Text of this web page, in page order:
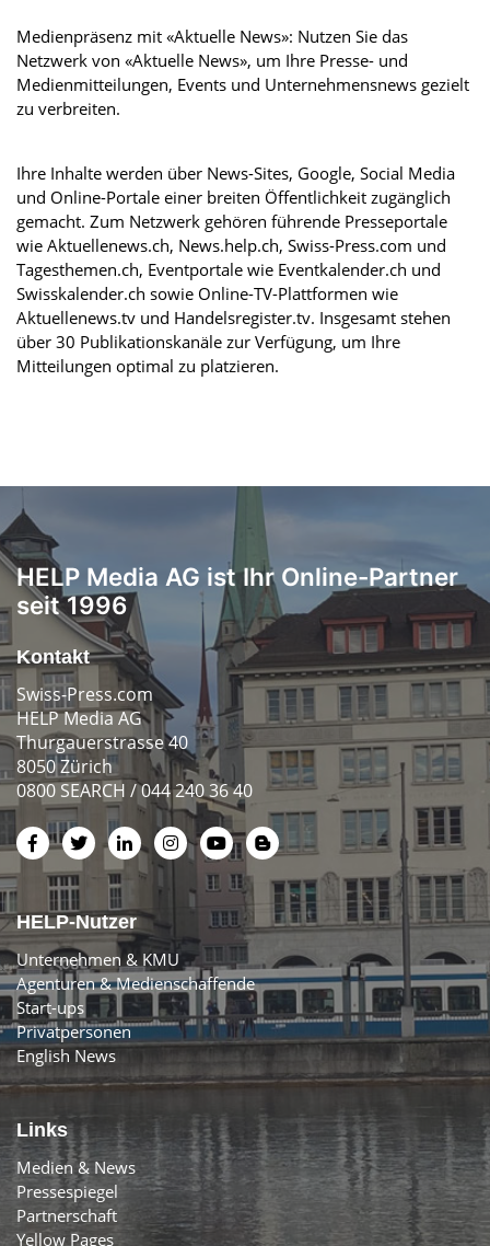
Medienpräsenz mit «Aktuelle News»: Nutzen Sie das
Netzwerk von «Aktuelle News», um Ihre Presse- und
Medienmitteilungen, Events und Unternehmensnews gezielt
zu verbreiten.
Ihre Inhalte werden über News-Sites, Google, Social Media
und Online-Portale einer breiten Öffentlichkeit zugänglich
gemacht. Zum Netzwerk gehören führende Presseportale
wie Aktuellenews.ch, News.help.ch, Swiss-Press.com und
Tagesthemen.ch, Eventportale wie Eventkalender.ch und
Swisskalender.ch sowie Online-TV-Plattformen wie
Aktuellenews.tv und Handelsregister.tv. Insgesamt stehen
über 30 Publikationskanäle zur Verfügung, um Ihre
Mitteilungen optimal zu platzieren.
HELP Media AG ist Ihr Online-Partner
seit 1996
Kontakt
Swiss-Press.com
HELP Media AG
Thurgauerstrasse 40
8050 Zürich
0800 SEARCH / 044 240 36 40
HELP-Nutzer
Unternehmen & KMU
Agenturen & Medienschaffende
Start-ups
Privatpersonen
English News
Links
Medien & News
Pressespiegel
Partnerschaft
Yellow Pages